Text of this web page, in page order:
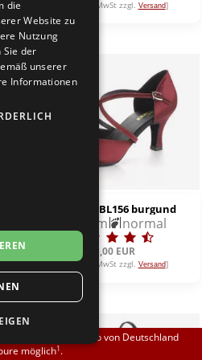
[inkl. 19% MwSt zzgl. Versand]
Só Danca BL156 burgund
6,5 cm normal
85,00 EUR
[inkl. 19% MwSt zzgl. Versand]
liefern wir innerhalb von Deutschland
möglich1.
die
Website zu
Nutzung
Sie der
unserer
Informationen